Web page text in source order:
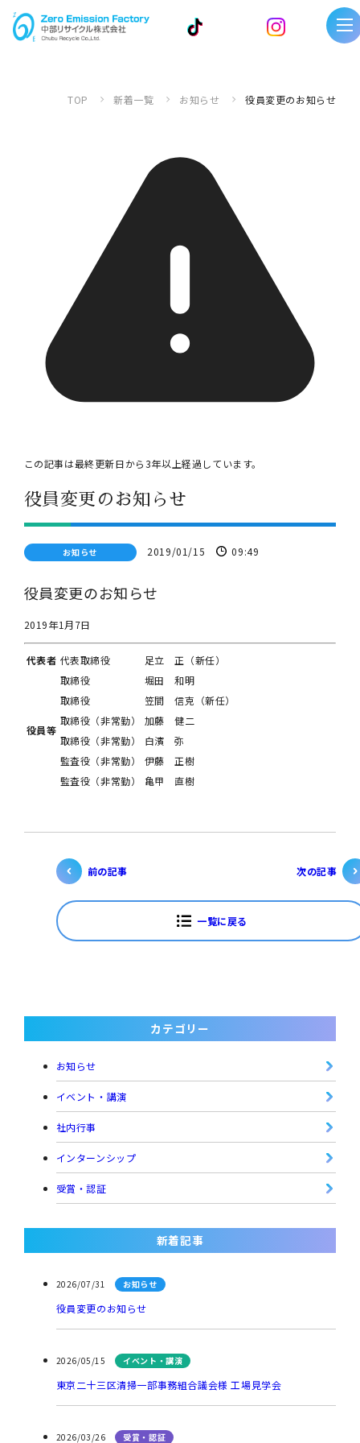
TOP 新着一覧 お知らせ 役員変更のお知らせ
この記事は最終更新日から3年以上経過しています。
役員変更のお知らせ
お知らせ 2019/01/15 09:49
役員変更のお知らせ
2019年1月7日
代表者 代表取締役 足立 正（新任）
役員等
取締役
堀田 和明
取締役
笠間 信克（新任）
取締役（非常勤）
加藤 健二
取締役（非常勤）
白濱 弥
監査役（非常勤）
伊藤 正樹
監査役（非常勤）
亀甲 直樹
前の記事
一覧に戻る
次の記事
カテゴリー
お知らせ
イベント・講演
社内行事
インターンシップ
受賞・認証
新着記事
2026/07/31 お知らせ
役員変更のお知らせ
2026/05/15 イベント・講演
東京二十三区清掃一部事務組合議会様 工場見学会
2026/03/26 受賞・認証